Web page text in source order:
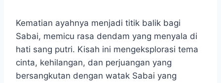
Kematian ayahnya menjadi titik balik bagi
Sabai, memicu rasa dendam yang menyala di
hati sang putri. Kisah ini mengeksplorasi tema
cinta, kehilangan, dan perjuangan yang
bersangkutan dengan watak Sabai yang